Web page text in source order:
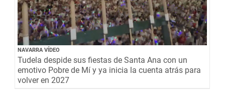
NAVARRA VÍDEO
Tudela despide sus fiestas de Santa Ana con un
emotivo Pobre de Mí y ya inicia la cuenta atrás para
volver en 2027